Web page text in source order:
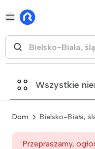
Wszystkie
Dom Bielsko-Biała,
Przepraszamy,